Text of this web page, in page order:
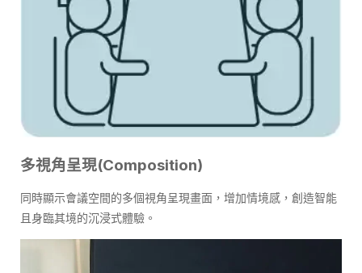
多視角呈現(Composition)
同時顯示會議空間的多個視角呈現畫面，增加情境感，創造智能
且身臨其境的沉浸式體驗。